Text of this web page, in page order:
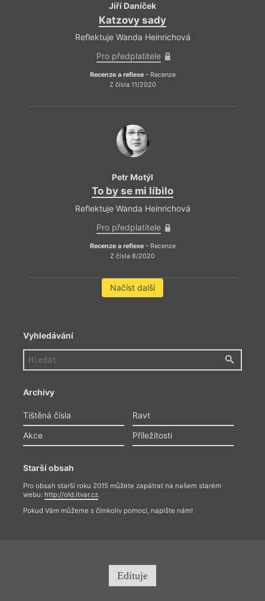
Jiří Daníček
Katzovy sady
Reflektuje Wanda Heinrichová
Pro předplatitele
Recenze a reflexe– Recenze
Z čísla 11/2020
Petr Motýl
To by se mi líbilo
Reflektuje Wanda Heinrichová
Pro předplatitele
Recenze a reflexe– Recenze
Z čísla 8/2020
Načíst další
Vyhledávání
Archivy
Tištěná čísla
Ravt
Akce
Příležitosti
Starší obsah
Pro obsah starší roku 2015 můžete zapátrat na našem starém
webu: http://old.itvar.cz.
Pokud Vám můžeme s čímkoliv pomoci, napište nám!
Edituje